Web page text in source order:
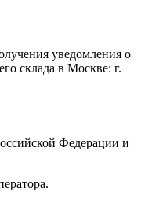
уведомления о
склада в Москве: г.
Федерации и